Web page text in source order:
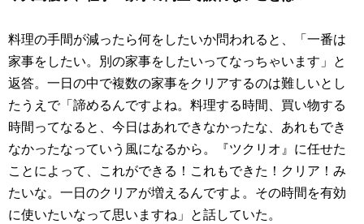
料理の手間が減ったら何をしたいか問われると、「一番は
家事をしたい。別の家事をしたいってなっちゃいます」と
返答。一日の中で複数の家事をクリアするのは難しいとし
たうえで「諦めるんですよね。料理する時間、買い物する
時間ってなると、今日はあれできなかったな、あれもでき
なかったなっていう風になるから。『ツクリオ』に任せた
ことによって、これができる！これもできた！クリア！み
たいな。一日のクリアが増えるんですよ。その時間を有効
に使いたいなって思いますね」と話していた。